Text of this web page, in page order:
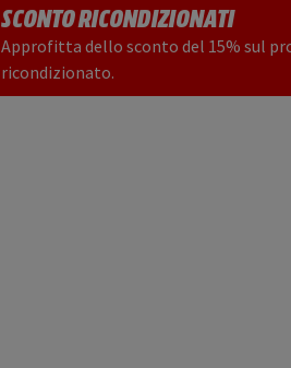
SCONTO RICONDIZIONATI
Approfitta dello sconto del 15% sul
ricondizionato.